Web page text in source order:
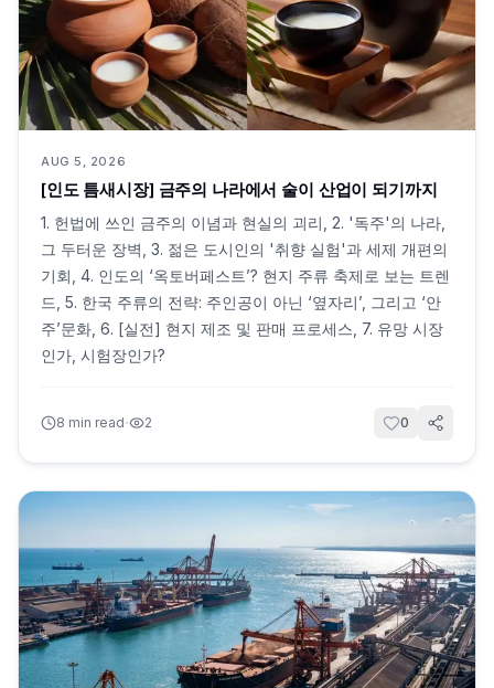
AUG 5, 2026
[인도 틈새시장] 금주의 나라에서 술이 산업이 되기까지
1. 헌법에 쓰인 금주의 이념과 현실의 괴리, 2. '독주'의 나라,
그 두터운 장벽, 3. 젊은 도시인의 '취향 실험'과 세제 개편의
기회, 4. 인도의 ‘옥토버페스트’? 현지 주류 축제로 보는 트렌
드, 5. 한국 주류의 전략: 주인공이 아닌 ‘옆자리’, 그리고 ‘안
주’문화, 6. [실전] 현지 제조 및 판매 프로세스, 7. 유망 시장
인가, 시험장인가?
8 min read· 2 0